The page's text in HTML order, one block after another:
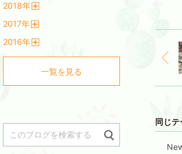
同じテ
2018年
2017年
2016年
一覧を見る